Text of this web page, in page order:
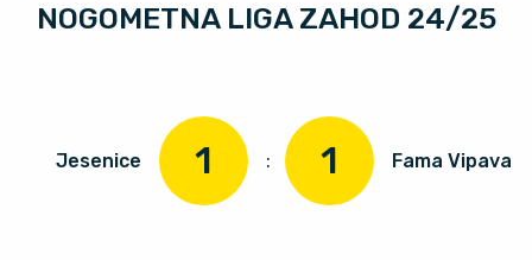
NOGOMETNA LIGA ZAHOD 24/25
Jesenice 1 : 1 Fama Vipava